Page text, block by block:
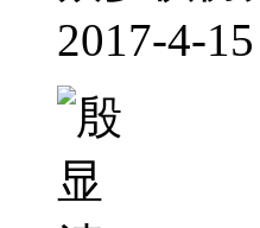
2017-4-